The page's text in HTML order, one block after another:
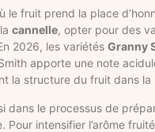
le fruit prend la place
cannelle, opter pour des
2026, les variétés Granny
apporte une note
la structure du fruit dans la
dans le processus de
Pour intensifier l’arôme